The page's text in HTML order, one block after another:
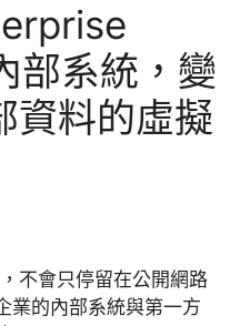
部系統，變
資料的虛擬
不會只停留在公開網路
業的內部系統與第一方